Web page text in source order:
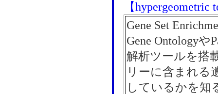
【hypergeometric
Gene Set
Gene Ontologyや
解析ツールを搭
リーに含まれる
しているかを知